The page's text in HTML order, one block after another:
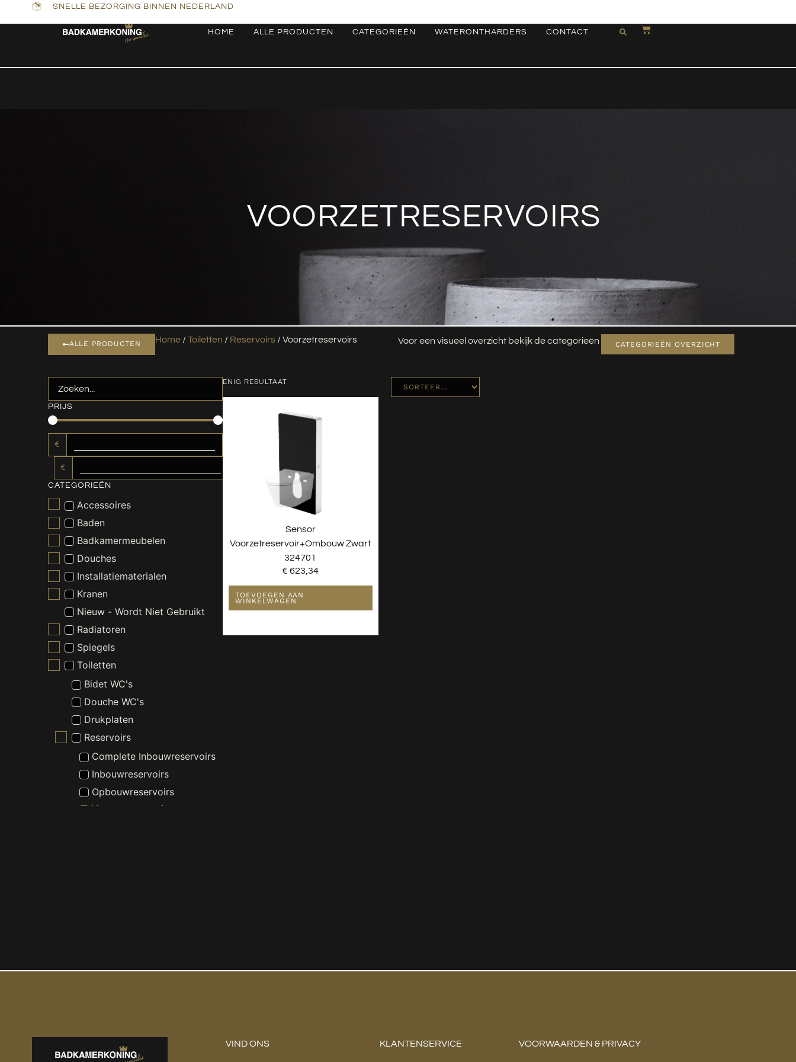
SNELLE BEZORGING BINNEN NEDERLAND
HOME ALLE PRODUCTEN CATEGORIEËN WATERONTHARDERS CONTACT
VOORZETRESERVOIRS
ALLE PRODUCTEN Home/Toiletten / Reservoirs / Voorzetreservoirs Voor een visueel overzicht bekijk de categorieën CATEGORIEËN OVERZICHT
PRIJS
€
€
CATEGORIEËN
Accessoires
Baden
Badkamermeubelen
Douches
Installatiematerialen
Kranen
Nieuw - Wordt Niet Gebruikt
Radiatoren
Spiegels
Toiletten
Bidet WC's
Douche WC's
Drukplaten
Reservoirs
Complete Inbouwreservoirs
Inbouwreservoirs
Opbouwreservoirs
Voorzetreservoirs
ENIG RESULTAAT
Sensor
Voorzetreservoir+ombouw Zwart
324701
€ 623,34
TOEVOEGEN AAN
WINKELWAGEN
VIND ONS KLANTENSERVICE VOORWAARDEN & PRIVACY